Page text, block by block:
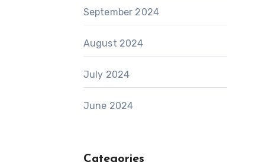
September 2024
August 2024
July 2024
June 2024
Categories